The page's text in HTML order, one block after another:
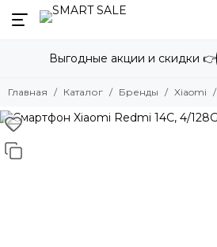
Назад
Бренды
Amazon
Apple
Bose
Выгодные акции и скидки 👉
Главная Каталог Бренды Xiaomi